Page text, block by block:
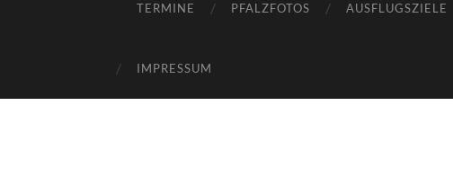
TERMINE PFALZFOTOS AUSFLUGSZIELE
IMPRESSUM